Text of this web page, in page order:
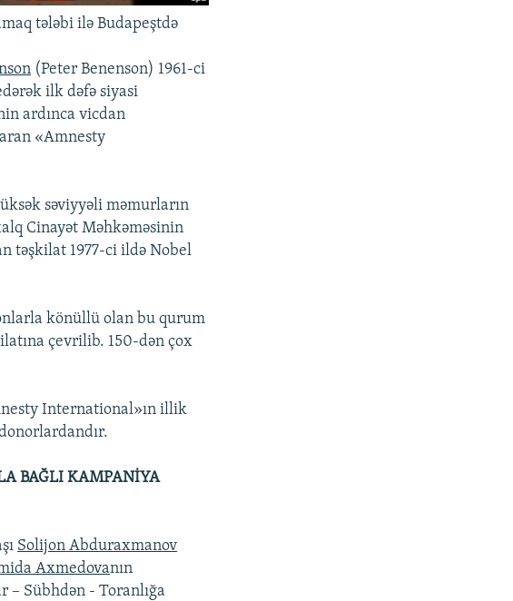
tələbi ilə Budapeştdə
(Peter Benenson) 1961-ci
ilk dəfə siyasi
ardınca vicdan
«Amnesty
səviyyəli məmurların
Cinayət Məhkəməsinin
təşkilat 1977-ci ildə Nobel
könüllü olan bu qurum
çevrilib. 150-dən çox
International»ın illik
BAĞLI KAMPANİYA
Solijon Abduraxmanov
Axmedovanın
– Sübhdən - Toranlığa